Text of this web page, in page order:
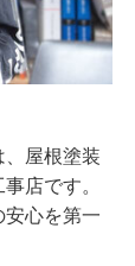
屋根塗装
店です。
心を第一